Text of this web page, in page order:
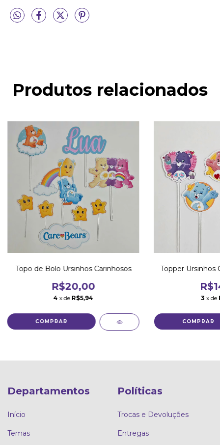
Produtos relacionados
Topo de Bolo Ursinhos Carinhosos
R$20,00
4 x de R$5,94
Topper Ursinhos
3 x de
Departamentos
Início
Temas
Políticas
Trocas e Devoluções
Entregas